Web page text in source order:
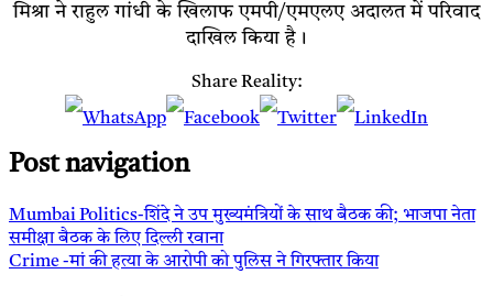
मिश्रा ने राहुल गांधी के खिलाफ एमपी/एमएलए अदालत में परिवाद
दाखिल किया है।
Share Reality:
Post navigation
Mumbai Politics-शिंदे ने उप मुख्यमंत्रियों के साथ बैठक की; भाजपा नेता
समीक्षा बैठक के लिए दिल्ली रवाना
Crime -मां की हत्या के आरोपी को पुलिस ने गिरफ्तार किया